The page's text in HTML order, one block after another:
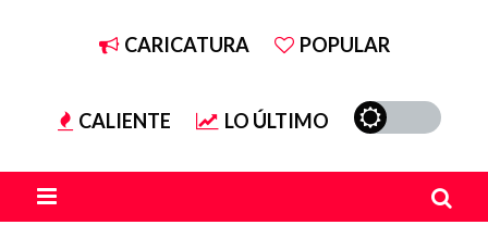
CARICATURA POPULAR
CALIENTE LO ÚLTIMO